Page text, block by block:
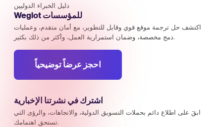
دليل الخبراء الدوليين
Weglot للمؤسسات
اكتشف حل ترجمة موقع قوي وقابل للتطوير، مع أمان متقدم، وعمليات
دمج مخصصة، وضمان استمرارية العمل، وأكثر من ذلك بكثير.
احجز عرضاً توضيحياً
اشترك في نشرتنا الإخبارية
ابقَ على اطلاع دائم بحملات التسويق الدولية، والاتجاهات، والرؤى التي
تستحق اهتمامك.